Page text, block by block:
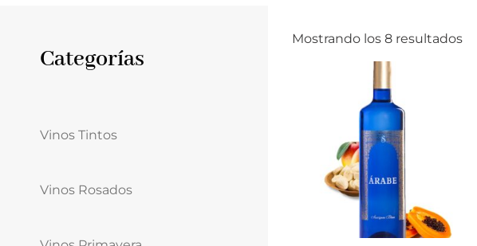
Categorías
Vinos Tintos
Vinos Rosados
Mostrando los 8 resultados